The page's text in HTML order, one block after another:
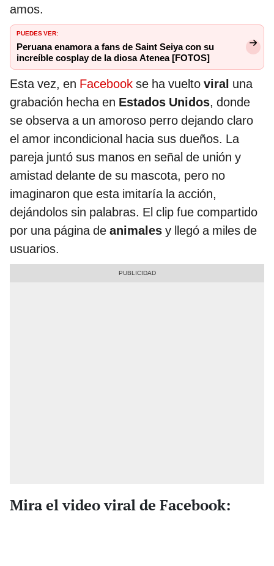
amos.
PUEDES VER:
Peruana enamora a fans de Saint Seiya con su
increíble cosplay de la diosa Atenea [FOTOS]
Esta vez, en Facebook se ha vuelto viral una
grabación hecha en Estados Unidos, donde
se observa a un amoroso perro dejando claro
el amor incondicional hacia sus dueños. La
pareja juntó sus manos en señal de unión y
amistad delante de su mascota, pero no
imaginaron que esta imitaría la acción,
dejándolos sin palabras. El clip fue compartido
por una página de animales y llegó a miles de
usuarios.
Mira el video viral de Facebook: